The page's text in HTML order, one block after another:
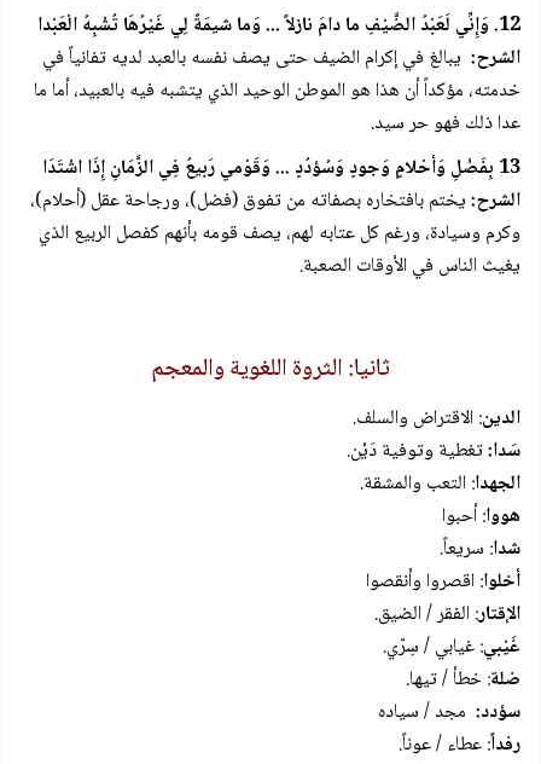
12. وَإِنِّي لَعَبْدُ الضَّيْفِ ما دامَ نازلاً ... وَما شيمَةٌ لِي غَيْرُهَا تُشْبِهُ الْعَبْدا
الشرح: يبالغ في إكرام الضيف حتى يصف نفسه بالعبد لديه تفانياً في
خدمته، مؤكداً أن هذا هو الموطن الوحيد الذي يتشبه فيه بالعبيد، أما ما
عدا ذلك فهو حر سيد.
13 بِفَضْلِ وَأحْلامٍ وَجودٍ وَسُؤدُدٍ ... وَقَوْمي رَبيعُ فِي الزَّمَانِ إِذَا اشْتَدَا
الشرح:يختم بافتخاره بصفاته من تفوق (فضل)، ورجاحة عقل (أحلام)،
وكرم وسيادة، ورغم كل عتابه لهم، يصف قومه بأنهم كفصل الربيع الذي
يغيث الناس في الأوقات الصعبة.
ثانيا: الثروة اللغوية والمعجم
الدين: الاقتراض والسلف.
سَدا:تغطية وتوفية دَيْن.
الجهدا: التعب والمشقة.
هووا: أحبوا
شدا: سريعاً.
أخلوا: اقصروا وأنقصوا
الإقتار: الفقر / الضيق.
غَيْبي: غيابي / سِرّي.
ضلة: خطأ / تيها.
سؤدد: مجد / سياده
رفداً: عطاء / عوناً.